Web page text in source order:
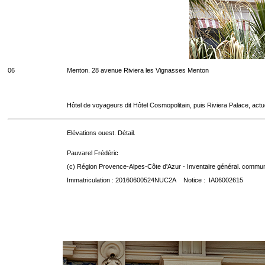
06 Menton. 28 avenue Riviera les Vignasses Menton
Hôtel de voyageurs dit Hôtel Cosmopolitain, puis Riviera Palace,
Elévations ouest. Détail.
Pauvarel Frédéric
(c) Région Provence-Alpes-Côte d'Azur - Inventaire général.
Immatriculation : 20160600524NUC2A Notice : IA06002615